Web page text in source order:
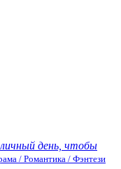
день, чтобы
/ Романтика / Фэнтези